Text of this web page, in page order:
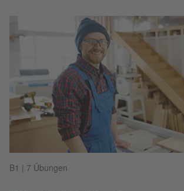
B1 | 7 Übungen